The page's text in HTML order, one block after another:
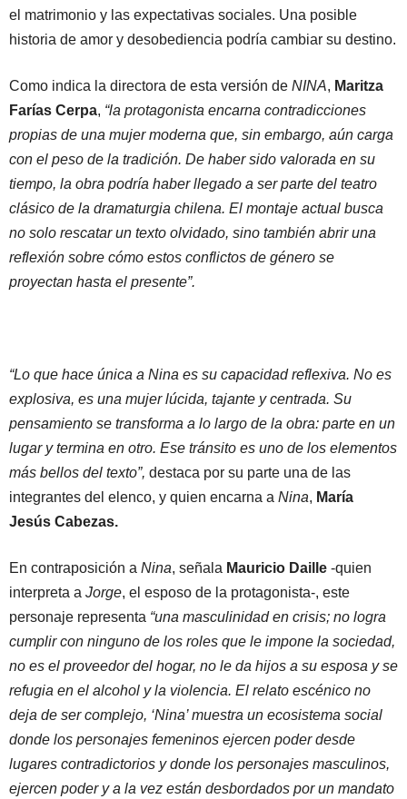
el matrimonio y las expectativas sociales. Una posible
historia de amor y desobediencia podría cambiar su destino.
Como indica la directora de esta versión de NINA, Maritza
Farías Cerpa, “la protagonista encarna contradicciones
propias de una mujer moderna que, sin embargo, aún carga
con el peso de la tradición. De haber sido valorada en su
tiempo, la obra podría haber llegado a ser parte del teatro
clásico de la dramaturgia chilena. El montaje actual busca
no solo rescatar un texto olvidado, sino también abrir una
reflexión sobre cómo estos conflictos de género se
proyectan hasta el presente”.
“Lo que hace única a Nina es su capacidad reflexiva. No es
explosiva, es una mujer lúcida, tajante y centrada. Su
pensamiento se transforma a lo largo de la obra: parte en un
lugar y termina en otro. Ese tránsito es uno de los elementos
más bellos del texto”, destaca por su parte una de las
integrantes del elenco, y quien encarna a Nina, María
Jesús Cabezas.
En contraposición a Nina, señala Mauricio Daille -quien
interpreta a Jorge, el esposo de la protagonista-, este
personaje representa “una masculinidad en crisis; no logra
cumplir con ninguno de los roles que le impone la sociedad,
no es el proveedor del hogar, no le da hijos a su esposa y se
refugia en el alcohol y la violencia. El relato escénico no
deja de ser complejo, ‘Nina’ muestra un ecosistema social
donde los personajes femeninos ejercen poder desde
lugares contradictorios y donde los personajes masculinos,
ejercen poder y a la vez están desbordados por un mandato